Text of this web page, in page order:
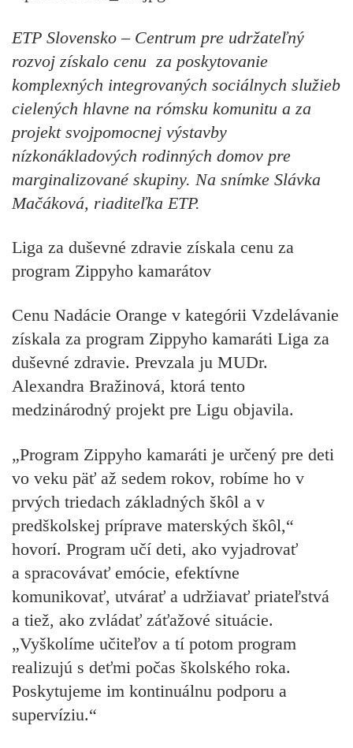
ETP Slovensko – Centrum pre udržateľný
rozvoj získalo cenu za poskytovanie
komplexných integrovaných sociálnych služieb
cielených hlavne na rómsku komunitu a za
projekt svojpomocnej výstavby
nízkonákladových rodinných domov pre
marginalizované skupiny. Na snímke Slávka
Mačáková, riaditeľka ETP.
Liga za duševné zdravie získala cenu za
program Zippyho kamarátov
Cenu Nadácie Orange v kategórii Vzdelávanie
získala za program Zippyho kamaráti Liga za
duševné zdravie. Prevzala ju MUDr.
Alexandra Bražinová, ktorá tento
medzinárodný projekt pre Ligu objavila.
„Program Zippyho kamaráti je určený pre deti
vo veku päť až sedem rokov, robíme ho v
prvých triedach základných škôl a v
predškolskej príprave materských škôl,“
hovorí. Program učí deti, ako vyjadrovať
a spracovávať emócie, efektívne
komunikovať, utvárať a udržiavať priateľstvá
a tiež, ako zvládať záťažové situácie.
„Vyškolíme učiteľov a tí potom program
realizujú s deťmi počas školského roka.
Poskytujeme im kontinuálnu podporu a
supervíziu.“